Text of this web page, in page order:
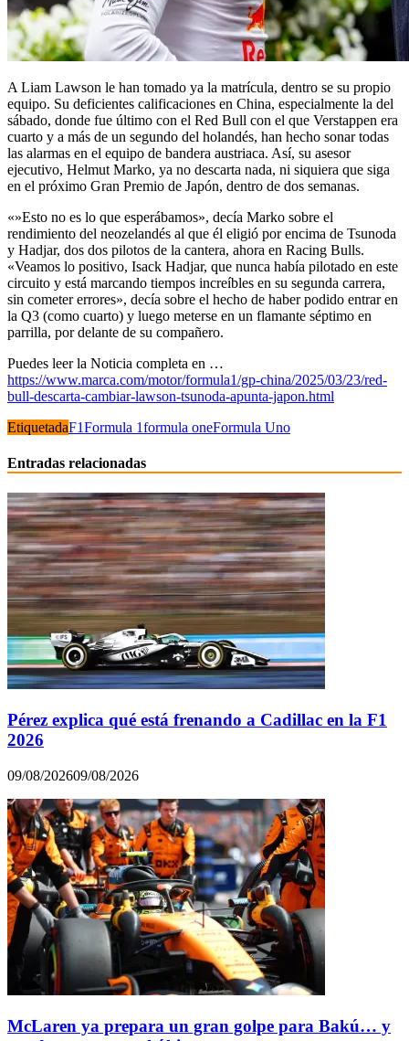
A Liam Lawson le han tomado ya la matrícula, dentro se su propio
equipo. Su deficientes calificaciones en China, especialmente la del
sábado, donde fue último con el Red Bull con el que Verstappen era
cuarto y a más de un segundo del holandés, han hecho sonar todas
las alarmas en el equipo de bandera austriaca. Así, su asesor
ejecutivo, Helmut Marko, ya no descarta nada, ni siquiera que siga
en el próximo Gran Premio de Japón, dentro de dos semanas.
«»Esto no es lo que esperábamos», decía Marko sobre el
rendimiento del neozelandés al que él eligió por encima de Tsunoda
y Hadjar, dos dos pilotos de la cantera, ahora en Racing Bulls.
«Veamos lo positivo, Isack Hadjar, que nunca había pilotado en este
circuito y está marcando tiempos increíbles en su segunda carrera,
sin cometer errores», decía sobre el hecho de haber podido entrar en
la Q3 (como cuarto) y luego meterse en un flamante séptimo en
parrilla, por delante de su compañero.
Puedes leer la Noticia completa en …
https://www.marca.com/motor/formula1/gp-china/2025/03/23/red-
bull-descarta-cambiar-lawson-tsunoda-apunta-japon.html
EtiquetadaF1Formula 1formula oneFormula Uno
Entradas relacionadas
Pérez explica qué está frenando a Cadillac en la F1
2026
09/08/202609/08/2026
McLaren ya prepara un gran golpe para Bakú… y